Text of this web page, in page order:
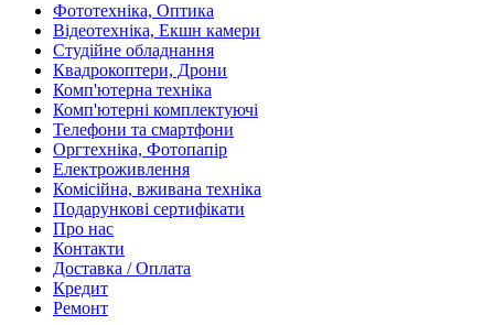
Фототехніка, Оптика
Відеотехніка, Екшн камери
Студійне обладнання
Квадрокоптери, Дрони
Комп'ютерна техніка
Комп'ютерні комплектуючі
Телефони та смартфони
Оргтехніка, Фотопапір
Електроживлення
Комісійна, вживана техніка
Подарункові сертифікати
Про нас
Контакти
Доставка / Оплата
Кредит
Ремонт